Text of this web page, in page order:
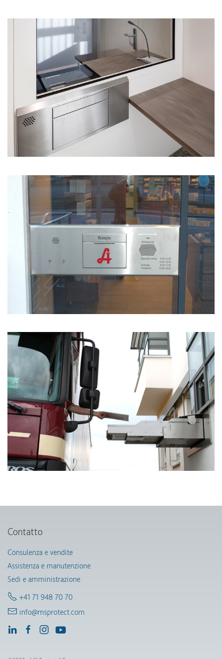
Contatto
Consulenza e vendite
Assistenza e manutenzione
Sedi e amministrazione
+41 71 948 70 70
info@msprotect.com